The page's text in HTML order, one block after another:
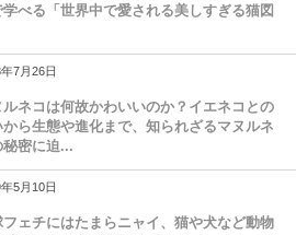
学べる「世界中で愛される美しすぎる猫図
7月26日
ルネコは何故かわいいのか？イエネコとの
から生態や進化まで、知られざるマヌルネ
秘密に迫...
5月10日
フェチにはたまらニャイ、猫や犬など動物